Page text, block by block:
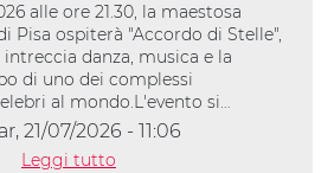
alle ore 21.30, la maestosa
Pisa ospiterà "Accordo di Stelle",
danza, musica e la
di uno dei complessi
al mondo.L'evento si…
21/07/2026 - 11:06
Leggi tutto